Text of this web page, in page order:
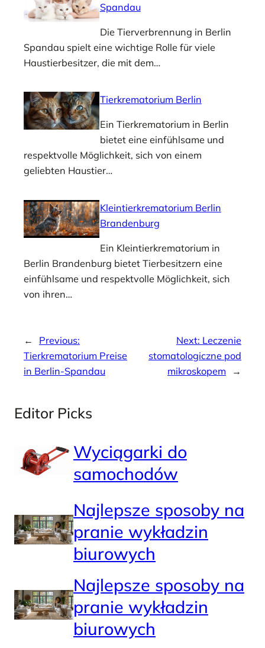
Spandau
Die Tierverbrennung in Berlin
Spandau spielt eine wichtige Rolle für viele
Haustierbesitzer, die mit dem…
Tierkrematorium Berlin
Ein Tierkrematorium in Berlin
bietet eine einfühlsame und
respektvolle Möglichkeit, sich von einem
geliebten Haustier…
Kleintierkrematorium Berlin
Brandenburg
Ein Kleintierkrematorium in
Berlin Brandenburg bietet Tierbesitzern eine
einfühlsame und respektvolle Möglichkeit, sich
von ihren…
←
Previous:
Tierkrematorium Preise
in Berlin-Spandau
Next: Leczenie
stomatologiczne pod
mikroskopem
→
Editor Picks
Wyciągarki do
samochodów
Najlepsze sposoby na
pranie wykładzin
biurowych
Najlepsze sposoby na
pranie wykładzin
biurowych